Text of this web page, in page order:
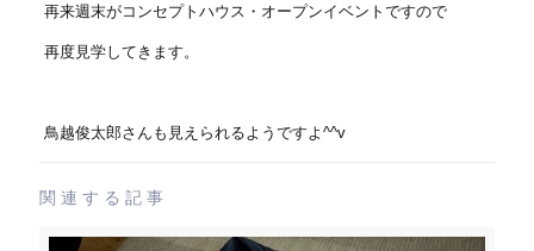
再来週末がコンセプトハウス・オープンイベントですので
再度見学してきます。
鳥越俊太郎さんも見えられるようですよ^^v
関連する記事